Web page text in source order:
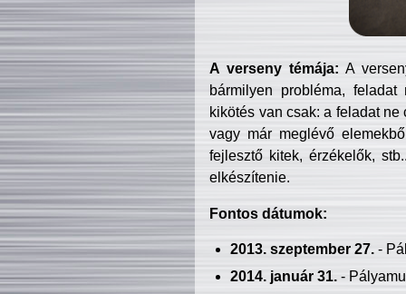
A verseny témája: A
bármilyen probléma, feladat
kikötés van csak: a feladat
vagy már meglévő
fejlesztő kitek, érzékelők,
elkészítenie.
Fontos dátumok:
2013. szeptember 27.-
2014. január 31.-